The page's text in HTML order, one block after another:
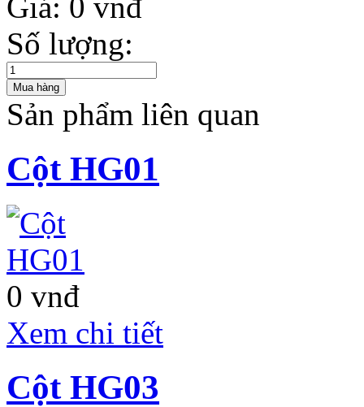
Số lượng:
Sản phẩm liên quan
Cột HG01
0 vnđ
Xem chi tiết
Cột HG03